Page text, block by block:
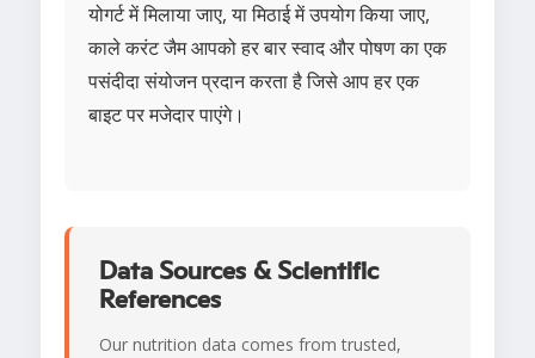
योगर्ट में मिलाया जाए, या मिठाई में उपयोग किया जाए,
काले करंट जैम आपको हर बार स्वाद और पोषण का एक
पसंदीदा संयोजन प्रदान करता है जिसे आप हर एक
बाइट पर मजेदार पाएंगे।
Data Sources & Scientific
References
Our nutrition data comes from trusted,